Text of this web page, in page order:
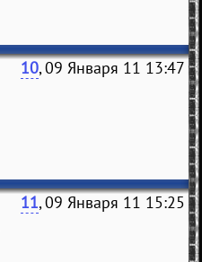
10, 09 Января 11 13:47
11, 09 Января 11 15:25